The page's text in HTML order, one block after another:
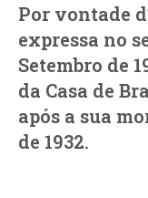
Por vontade
expressa no
Setembro de
da Casa de
após a sua
de 1932.